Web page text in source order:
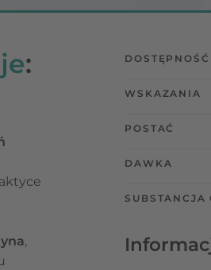
:
,
DOSTĘPNOŚĆ
WSKAZANIA
POSTAĆ
DAWKA
SUBSTANCJA